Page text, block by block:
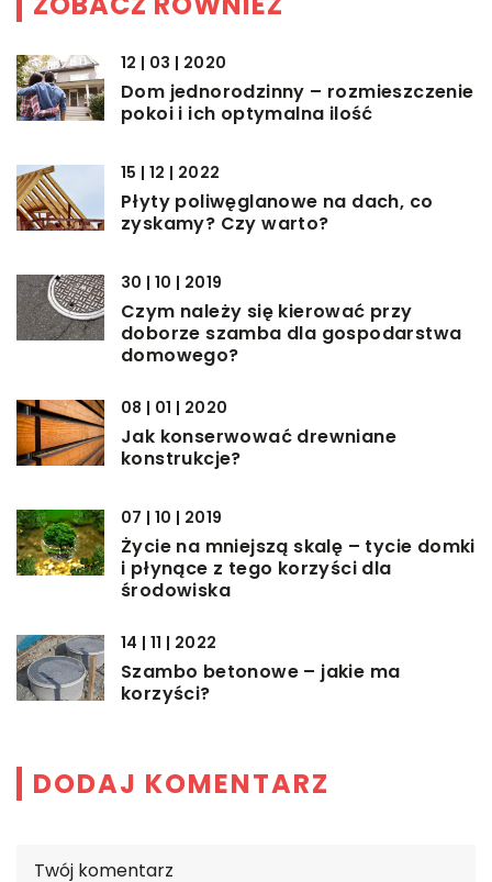
12 | 03 | 2020
Dom jednorodzinny – rozmieszczenie
pokoi i ich optymalna ilość
15 | 12 | 2022
Płyty poliwęglanowe na dach, co
zyskamy? Czy warto?
30 | 10 | 2019
Czym należy się kierować przy
doborze szamba dla gospodarstwa
domowego?
08 | 01 | 2020
Jak konserwować drewniane
konstrukcje?
07 | 10 | 2019
Życie na mniejszą skalę – tycie domki
i płynące z tego korzyści dla
środowiska
14 | 11 | 2022
Szambo betonowe – jakie ma
korzyści?
DODAJ KOMENTARZ